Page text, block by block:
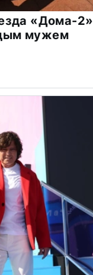
«Дома-2»
мужем